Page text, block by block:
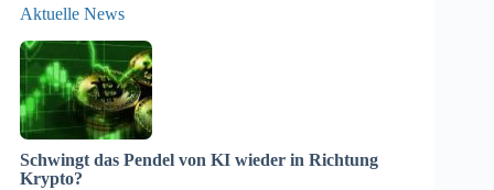
Aktuelle News
Schwingt das Pendel von KI wieder in Richtung
Krypto?